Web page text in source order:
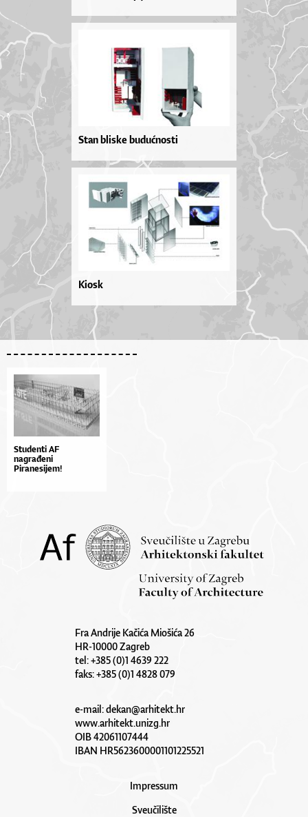
Stan bliske budućnosti
Kiosk
Studenti AF
nagrađeni
Piranesijem!
Fra Andrije Kačića Miošića 26
HR-10000 Zagreb
tel: +385 (0)1 4639 222
faks: +385 (0)1 4828 079
e-mail:dekan@arhitekt.hr
www.arhitekt.unizg.hr
OIB 42061107444
IBAN HR5623600001101225521
Impressum
Sveučilište